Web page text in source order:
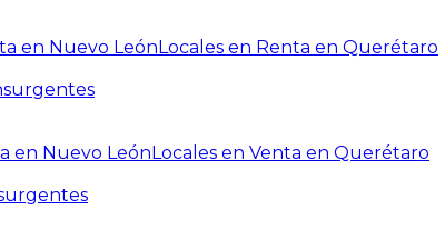
en Nuevo LeónLocales en Renta en Querétaro
en Nuevo LeónLocales en Venta en Querétaro